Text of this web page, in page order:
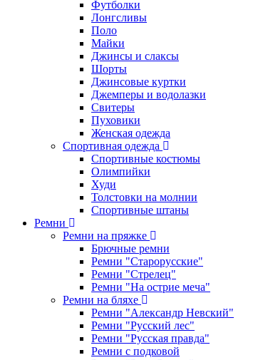
Футболки
Лонгсливы
Поло
Майки
Джинсы и слаксы
Шорты
Джинсовые куртки
Джемперы и водолазки
Свитеры
Пуховики
Женская одежда
Спортивная одежда
Спортивные костюмы
Олимпийки
Худи
Толстовки на молнии
Спортивные штаны
Ремни
Ремни на пряжке
Брючные ремни
Ремни "Старорусские"
Ремни "Стрелец"
Ремни "На острие меча"
Ремни на бляхе
Ремни "Александр Невский"
Ремни "Русский лес"
Ремни "Русская правда"
Ремни с подковой